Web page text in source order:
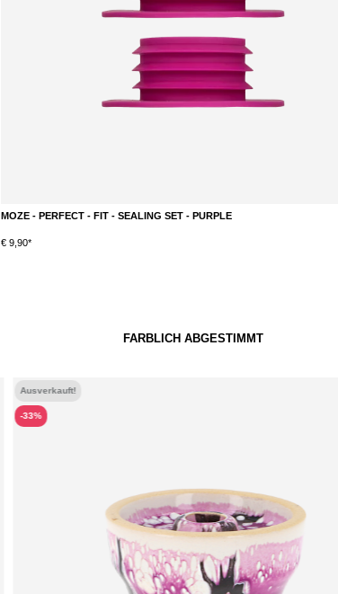
MOZE - PERFECT - FIT - SEALING SET - PURPLE
€ 9,90*
FARBLICH ABGESTIMMT
Ausverkauft!
-33%